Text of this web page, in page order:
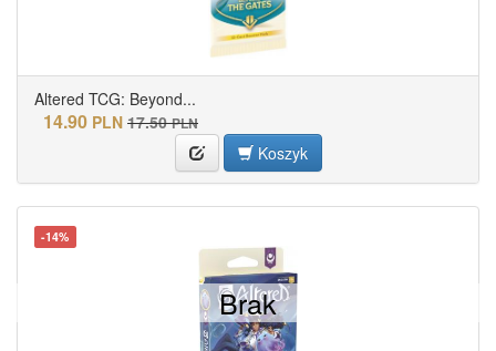
Altered TCG: Beyond...
14.90 PLN 17.50 PLN
Koszyk
-14%
Brak